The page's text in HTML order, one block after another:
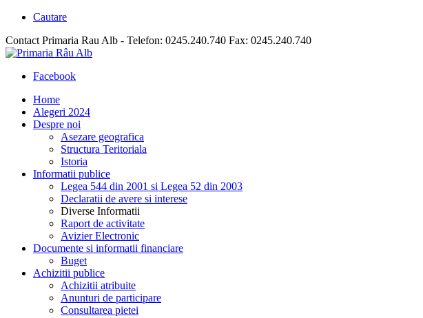
Cautare
Contact Primaria Rau Alb - Telefon: 0245.240.740 Fax: 0245.240.740
Facebook
Home
Alegeri 2024
Despre noi
Asezare geografica
Structura Teritoriala
Istoria
Informatii publice
Legea 544 din 2001 si Legea 52 din 2003
Declaratii de avere si interese
Diverse Informatii
Raport de activitate
Avizier Electronic
Documente si informatii financiare
Buget
Achizitii publice
Achizitii atribuite
Anunturi de participare
Consultarea pietei